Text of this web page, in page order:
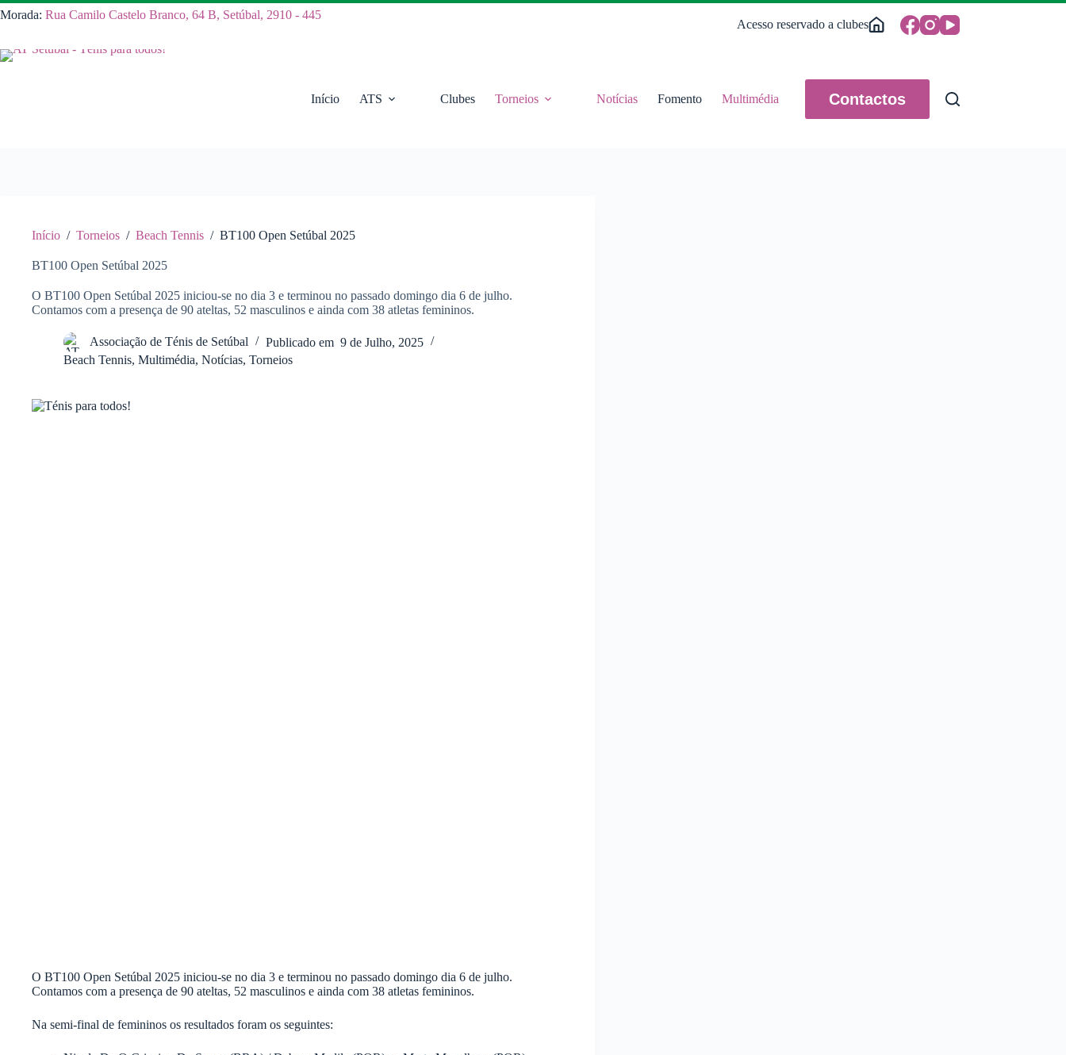
Pular
para
conteúdo
Morada: Rua Camilo Castelo Branco, 64 B, Setúbal, 2910 - 445
Acesso reservado a clubes
Início ATS Clubes Torneios Notícias Fomento Multimédia Contactos
Início / Torneios / Beach Tennis / BT100 Open Setúbal 2025
BT100 Open Setúbal 2025
O BT100 Open Setúbal 2025 iniciou-se no dia 3 e terminou no passado domingo dia 6 de julho.
Contamos com a presença de 90 ateltas, 52 masculinos e ainda com 38 atletas femininos.
Associação de Ténis de Setúbal Publicado em 9 de Julho, 2025
Beach Tennis, Multimédia, Notícias, Torneios
O BT100 Open Setúbal 2025 iniciou-se no dia 3 e terminou no passado domingo dia 6 de julho.
Contamos com a presença de 90 ateltas, 52 masculinos e ainda com 38 atletas femininos.
Na semi-final de femininos os resultados foram os seguintes: